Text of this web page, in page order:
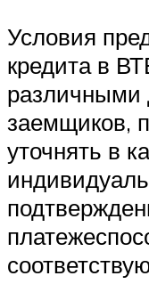
Условия
кредита в
различными
заемщиков,
уточнять в